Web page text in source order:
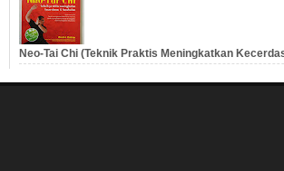
Neo-Tai Chi (Teknik Praktis Meningkatkan